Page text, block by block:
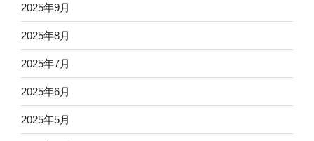
2025年9月
2025年8月
2025年7月
2025年6月
2025年5月